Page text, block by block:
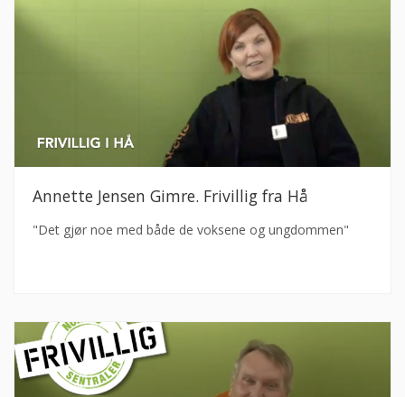
Annette Jensen Gimre. Frivillig fra Hå
"Det gjør noe med både de voksene og ungdommen"